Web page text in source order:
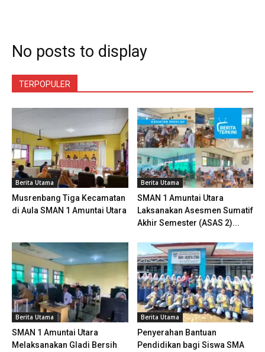
No posts to display
TERPOPULER
Berita Utama
Musrenbang Tiga Kecamatan
di Aula SMAN 1 Amuntai Utara
Berita Utama
SMAN 1 Amuntai Utara
Laksanakan Asesmen Sumatif
Akhir Semester (ASAS 2)...
Berita Utama
SMAN 1 Amuntai Utara
Melaksanakan Gladi Bersih
Berita Utama
Penyerahan Bantuan
Pendidikan bagi Siswa SMA